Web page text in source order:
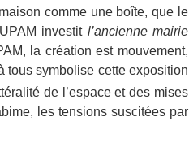
comme une boîte, que le
investit l’ancienne mairie
la création est mouvement,
tous symbolise cette exposition
de l’espace et des mises
les tensions suscitées par